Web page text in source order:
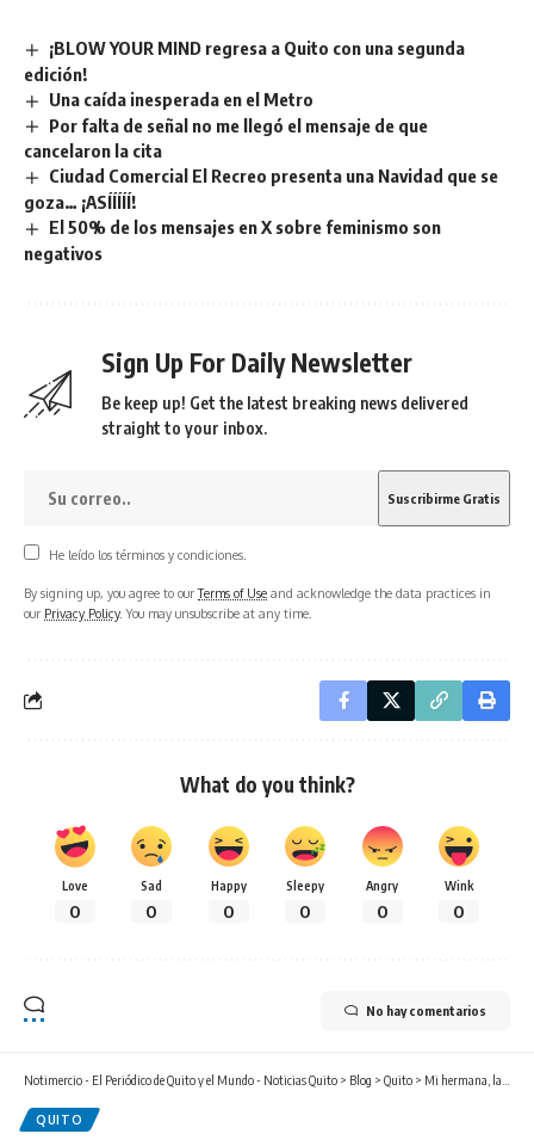
¡BLOW YOUR MIND regresa a Quito con una segunda
edición!
Una caída inesperada en el Metro
Por falta de señal no me llegó el mensaje de que
cancelaron la cita
Ciudad Comercial El Recreo presenta una Navidad que se
goza… ¡ASÍÍÍÍÍ!
El 50% de los mensajes en X sobre feminismo son
negativos
Sign Up For Daily Newsletter
Be keep up! Get the latest breaking news delivered
straight to your inbox.
He leído los términos y condiciones.
By signing up, you agree to ourTerms of Use and acknowledge the data practices in
our Privacy Policy. You may unsubscribe at any time.
What do you think?
Love
0
Sad
0
Happy
0
Sleepy
0
Angry
0
Wink
0
No hay comentarios
Notimercio - El Periódico de Quito y el Mundo - Noticias Quito > Blog > Quito > Mi hermana, la teacher que forma ciudadanos del mundo
QUITO